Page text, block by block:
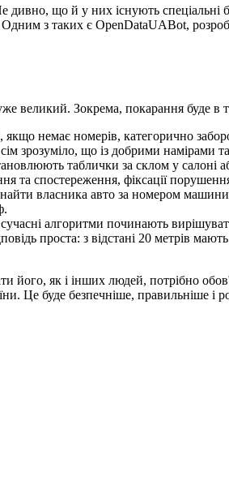
дивно, що й у них існують спеціальні
з таких є OpenDataUABot,
великий. Зокрема, покарання буде в
немає номерів, категорично
зрозуміло, що із добрими намірами
таблички за склом у салоні
та спостереження, фіксації
власника авто за номером
алгоритми починають
проста: з відстані 20 метрів мають
його, як і інших людей, потрібно
Це буде безпечніше, правильніше